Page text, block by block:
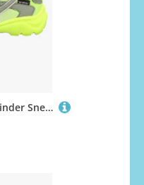
Superfit Sport5 WP Kinder Sneaker, Hellgrün/Gelb, 25, Kinderschuhe